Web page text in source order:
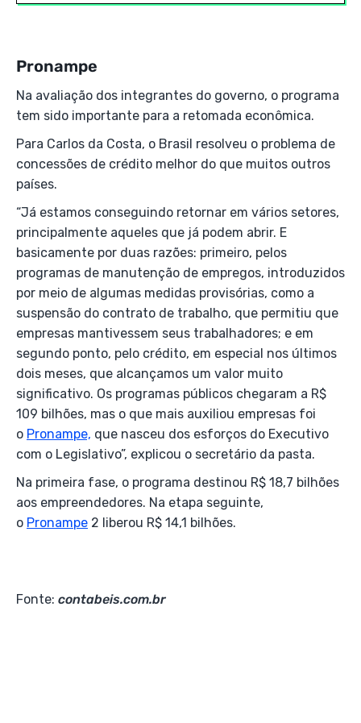
Pronampe
Na avaliação dos integrantes do governo, o programa
tem sido importante para a retomada econômica.
Para Carlos da Costa, o Brasil resolveu o problema de
concessões de crédito melhor do que muitos outros
países.
“Já estamos conseguindo retornar em vários setores,
principalmente aqueles que já podem abrir. E
basicamente por duas razões: primeiro, pelos
programas de manutenção de empregos, introduzidos
por meio de algumas medidas provisórias, como a
suspensão do contrato de trabalho, que permitiu que
empresas mantivessem seus trabalhadores; e em
segundo ponto, pelo crédito, em especial nos últimos
dois meses, que alcançamos um valor muito
significativo. Os programas públicos chegaram a R$
109 bilhões, mas o que mais auxiliou empresas foi
o Pronampe, que nasceu dos esforços do Executivo
com o Legislativo”, explicou o secretário da pasta.
Na primeira fase, o programa destinou R$ 18,7 bilhões
aos empreendedores. Na etapa seguinte,
o Pronampe 2 liberou R$ 14,1 bilhões.
Fonte: contabeis.com.br